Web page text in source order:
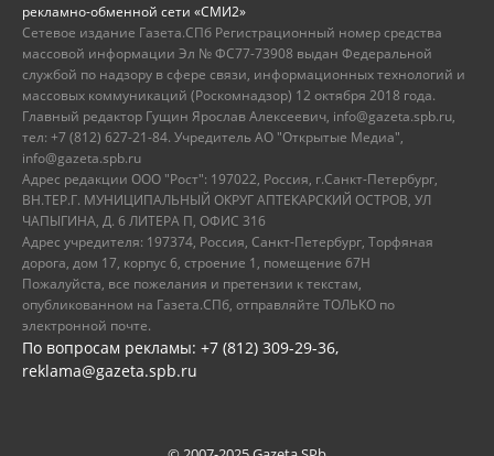
рекламно-обменной сети «СМИ2»
Сетевое издание Газета.СПб Регистрационный номер средства
массовой информации Эл № ФС77-73908 выдан Федеральной
службой по надзору в сфере связи, информационных технологий и
массовых коммуникаций (Роскомнадзор) 12 октября 2018 года.
Главный редактор Гущин Ярослав Алексеевич, info@gazeta.spb.ru,
тел: +7 (812) 627-21-84. Учредитель АО "Открытые Медиа",
info@gazeta.spb.ru
Адрес редакции ООО "Рост": 197022, Россия, г.Санкт-Петербург,
ВН.ТЕР.Г. МУНИЦИПАЛЬНЫЙ ОКРУГ АПТЕКАРСКИЙ ОСТРОВ, УЛ
ЧАПЫГИНА, Д. 6 ЛИТЕРА П, ОФИС 316
Адрес учредителя: 197374, Россия, Санкт-Петербург, Торфяная
дорога, дом 17, корпус 6, строение 1, помещение 67Н
Пожалуйста, все пожелания и претензии к текстам,
опубликованном на Газета.СПб, отправляйте ТОЛЬКО по
электронной почте.
По вопросам рекламы: +7 (812) 309-29-36,
reklama@gazeta.spb.ru